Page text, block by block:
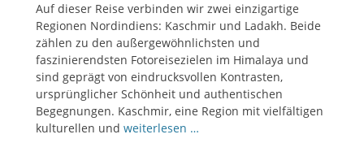
Auf dieser Reise verbinden wir zwei einzigartige
Regionen Nordindiens: Kaschmir und Ladakh. Beide
zählen zu den außergewöhnlichsten und
faszinierendsten Fotoreisezielen im Himalaya und
sind geprägt von eindrucksvollen Kontrasten,
ursprünglicher Schönheit und authentischen
Begegnungen. Kaschmir, eine Region mit vielfältigen
kulturellen und weiterlesen …